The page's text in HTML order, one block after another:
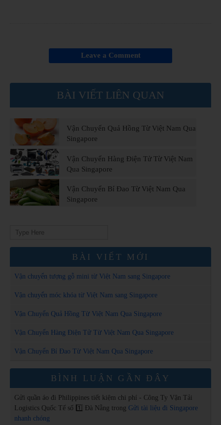
Leave a Comment
BÀI VIẾT LIÊN QUAN
Vận Chuyển Quả Hồng Từ Việt Nam Qua
Singapore
Vận Chuyển Hàng Điện Tử Từ Việt Nam
Qua Singapore
Vận Chuyển Bí Đao Từ Việt Nam Qua
Singapore
Search
BÀI VIẾT MỚI
Vận chuyển tượng gỗ mini từ Việt Nam sang Singapore
Vận chuyển móc khóa từ Việt Nam sang Singapore
Vận Chuyển Quả Hồng Từ Việt Nam Qua Singapore
Vận Chuyển Hàng Điện Tử Từ Việt Nam Qua Singapore
Vận Chuyển Bí Đao Từ Việt Nam Qua Singapore
BÌNH LUẬN GẦN ĐÂY
Gửi quần áo đi Philippines tiết kiệm chi phí - Công Ty Vận Tải
Logistics Quốc Tế số 1️⃣ Đà Nẵng trong Gửi tài liệu đi Singapore
nhanh chóng